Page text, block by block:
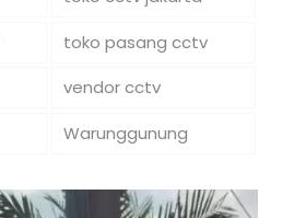
toko pasang cctv
vendor cctv
Warunggunung